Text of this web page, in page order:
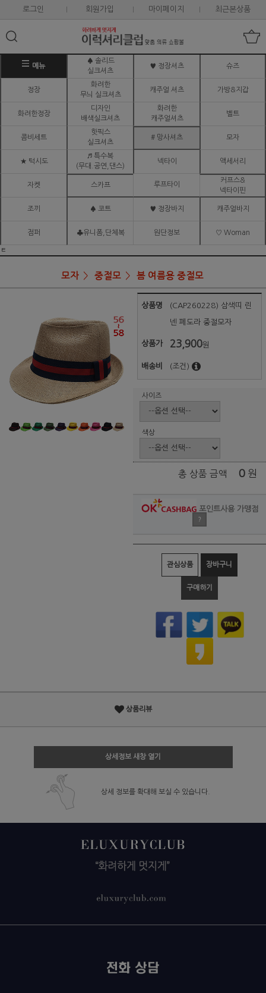
로그인 회원가입 마이페이지 최근본상품
메뉴
♠ 솔리드
실크셔츠
♥ 정장셔츠 슈즈
정장
화려한
무늬 실크셔츠
캐주얼 셔츠 가방&지갑
화려한정장
디자인
배색실크셔츠
화려한
캐주얼셔츠
벨트
콤비세트
핫픽스
실크셔츠
# 망사셔츠 모자
★ 턱시도
♬ 특수복
(무대.공연,댄스)
넥타이 액세서리
자켓 스카프 루프타이
커프스&
넥타이핀
조끼 ♠ 코트 ♥ 정장바지 캐주얼바지
점퍼 ♣유니폼,단체복 원단정보 ♡ Woman
ㅌ
모자 중절모 봄 여름용 중절모
상품명 (CAP260228) 삼색띠 린
넨 페도라 중절모자
상품가 23,900원
배송비 (조건)
사이즈
색상
총 상품 금액 0 원
포인트사용 가맹점
?
관심상품 장바구니
구매하기
상품리뷰
상세정보 새창 열기
상세 정보를 확대해 보실 수 있습니다.